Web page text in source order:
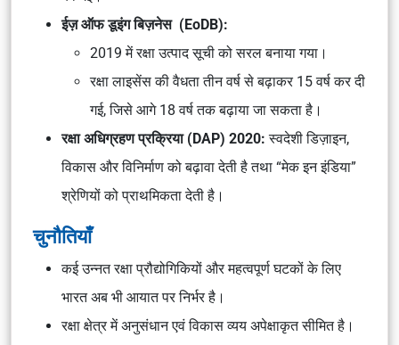
ईज़ ऑफ डूइंग बिज़नेस (EoDB):
2019 में रक्षा उत्पाद सूची को सरल बनाया गया।
रक्षा लाइसेंस की वैधता तीन वर्ष से बढ़ाकर 15 वर्ष कर दी
गई, जिसे आगे 18 वर्ष तक बढ़ाया जा सकता है।
रक्षा अधिग्रहण प्रक्रिया (DAP) 2020: स्वदेशी डिज़ाइन,
विकास और विनिर्माण को बढ़ावा देती है तथा “मेक इन इंडिया”
श्रेणियों को प्राथमिकता देती है।
चुनौतियाँ
कई उन्नत रक्षा प्रौद्योगिकियों और महत्वपूर्ण घटकों के लिए
भारत अब भी आयात पर निर्भर है।
रक्षा क्षेत्र में अनुसंधान एवं विकास व्यय अपेक्षाकृत सीमित है।